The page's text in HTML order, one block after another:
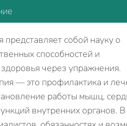
представляет собой науку о
способностей и
через упражнения.
— это профилактика и
работы мышц,
внутренних органов.